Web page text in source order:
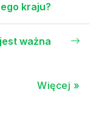
kraju?
ważna
Więcej »